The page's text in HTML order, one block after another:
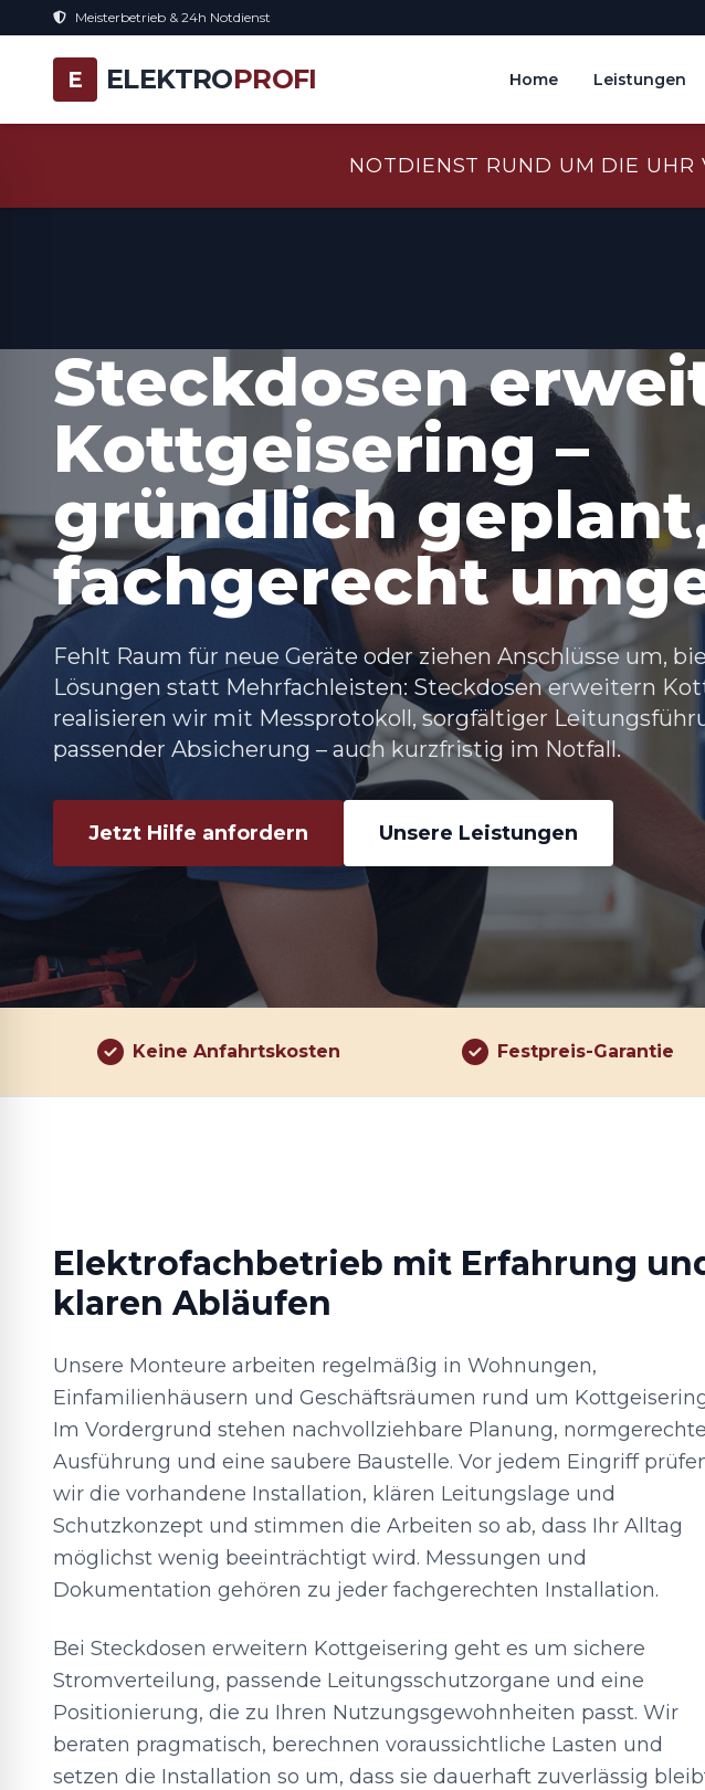
Meisterbetrieb & 24h Notdienst
E ELEKTROPROFI Home Leistungen
NOTDIENST RUND UM DIE UHR
Steckdosen
Kottgeisering –
gründlich
fachgerecht
Fehlt Raum für neue Geräte oder ziehen Anschlüsse um,
Lösungen statt Mehrfachleisten: Steckdosen erweitern
realisieren wir mit Messprotokoll, sorgfältiger
passender Absicherung – auch kurzfristig im Notfall.
Jetzt Hilfe anfordern Unsere Leistungen
Keine Anfahrtskosten Festpreis-Garantie
Elektrofachbetrieb mit Erfahrung
klaren Abläufen
Unsere Monteure arbeiten regelmäßig in Wohnungen,
Einfamilienhäusern und Geschäftsräumen rund um
Im Vordergrund stehen nachvollziehbare Planung, normgerechte
Ausführung und eine saubere Baustelle. Vor jedem Eingriff
wir die vorhandene Installation, klären Leitungslage und
Schutzkonzept und stimmen die Arbeiten so ab, dass Ihr Alltag
möglichst wenig beeinträchtigt wird. Messungen und
Dokumentation gehören zu jeder fachgerechten Installation.
Bei Steckdosen erweitern Kottgeisering geht es um sichere
Stromverteilung, passende Leitungsschutzorgane und eine
Positionierung, die zu Ihren Nutzungsgewohnheiten passt. Wir
beraten pragmatisch, berechnen voraussichtliche Lasten und
setzen die Installation so um, dass sie dauerhaft zuverlässig